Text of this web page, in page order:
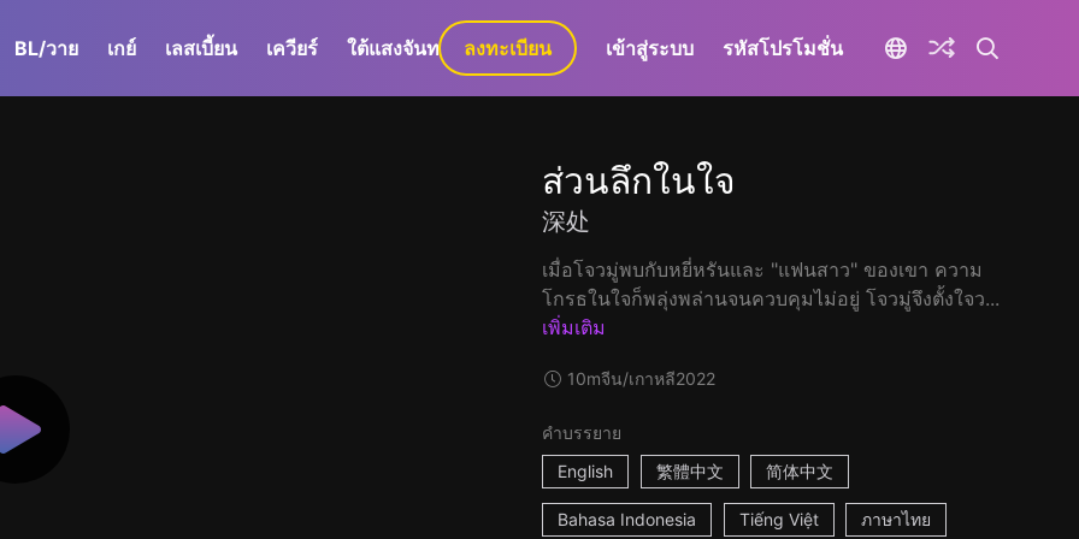
BL/วาย เกย์ เลสเบี้ยน เควียร์ ใต้แสงจันทร์ GaLa+
ลงทะเบียน เข้าสู่ระบบ รหัสโปรโมชั่น
ส่วนลึกในใจ
深处
เมื่อโจวมู่พบกับหยี่หรันและ "แฟนสาว" ของเขา ความ
โกรธในใจก็พลุ่งพล่านจนควบคุมไม่อยู่ โจวมู่จึงตั้งใจว...
เพิ่มเติม
10mจีน/เกาหลี2022
คำบรรยาย
English
繁體中文 简体中文
Bahasa Indonesia Tiếng Việt ภาษาไทย